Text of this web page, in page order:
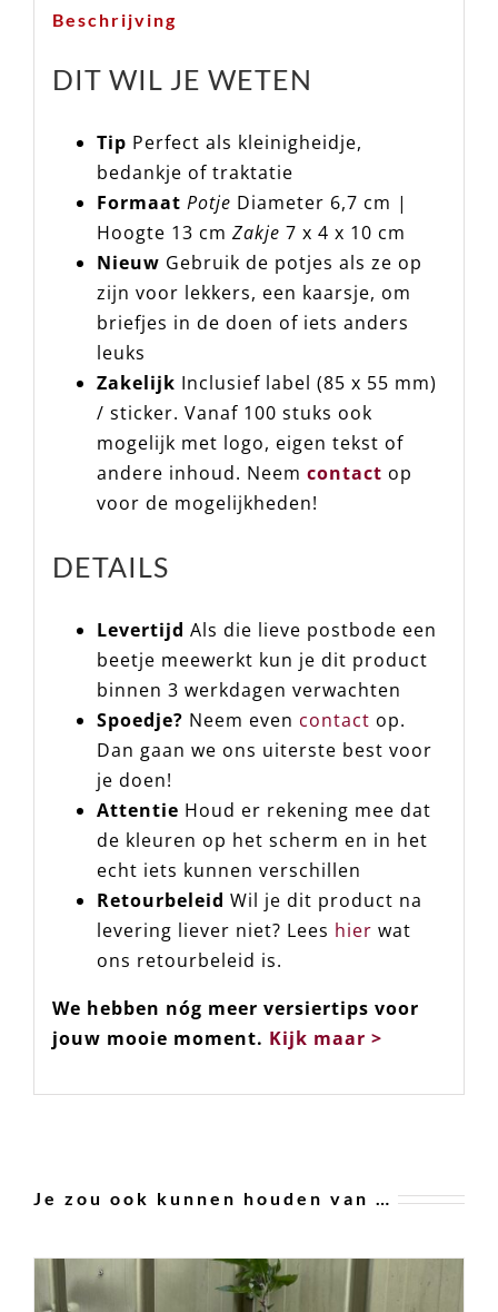
Beschrijving
DIT WIL JE WETEN
Tip Perfect als kleinigheidje,
bedankje of traktatie
Formaat Potje Diameter 6,7 cm |
Hoogte 13 cm Zakje 7 x 4 x 10 cm
Nieuw Gebruik de potjes als ze op
zijn voor lekkers, een kaarsje, om
briefjes in de doen of iets anders
leuks
Zakelijk Inclusief label (85 x 55 mm)
/ sticker. Vanaf 100 stuks ook
mogelijk met logo, eigen tekst of
andere inhoud. Neem contact op
voor de mogelijkheden!
DETAILS
Levertijd Als die lieve postbode een
beetje meewerkt kun je dit product
binnen 3 werkdagen verwachten
Spoedje? Neem even contact op.
Dan gaan we ons uiterste best voor
je doen!
Attentie Houd er rekening mee dat
de kleuren op het scherm en in het
echt iets kunnen verschillen
Retourbeleid Wil je dit product na
levering liever niet? Lees hier wat
ons retourbeleid is.
We hebben nóg meer versiertips voor
jouw mooie moment. Kijk maar >
Je zou ook kunnen houden van …